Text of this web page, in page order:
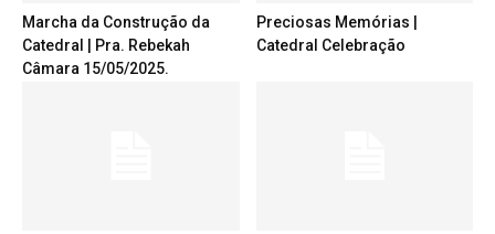
Marcha da Construção da
Catedral | Pra. Rebekah
Câmara 15/05/2025.
Preciosas Memórias |
Catedral Celebração